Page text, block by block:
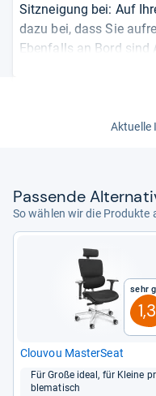
Sitzneigung bei: Auf
dazu bei, dass Sie
Ebenfalls an Bord sind
passend zu Ihrer
Druckstellen an den
Tragkraft von 136
feststellbaren
Vollausstattung ist
knapp 400 Euro.
von Nadia
Aktuelle
Pas­sende
So wählen wir die Produkte
Sehr
1,3
Clou­vou Mas­ter­Seat
Für Große ideal, für Kleine
ble­ma­tisch